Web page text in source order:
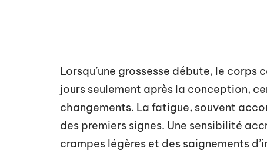
Lorsqu’une grossesse débute, le corps
jours seulement après la conception,
changements. La fatigue, souvent
des premiers signes. Une sensibilité
crampes légères et des saignements